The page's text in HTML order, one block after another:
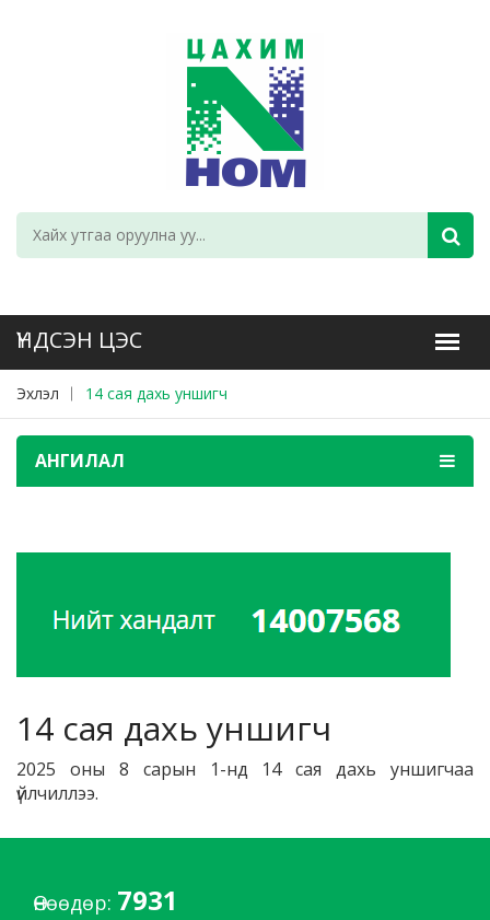
Эхлэл 14 сая дахь уншигч
АНГИЛАЛ
14 сая дахь уншигч
2025 оны 8 сарын 1-нд 14 сая дахь уншигчаа
үйлчиллээ.
Өнөөдөр: 7931